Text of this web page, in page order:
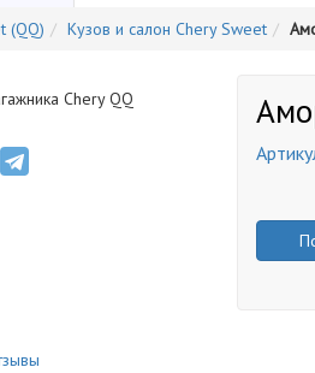
(QQ) Кузов и салон Chery Sweet